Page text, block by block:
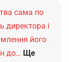
сама по
директора і
його
до… Ще